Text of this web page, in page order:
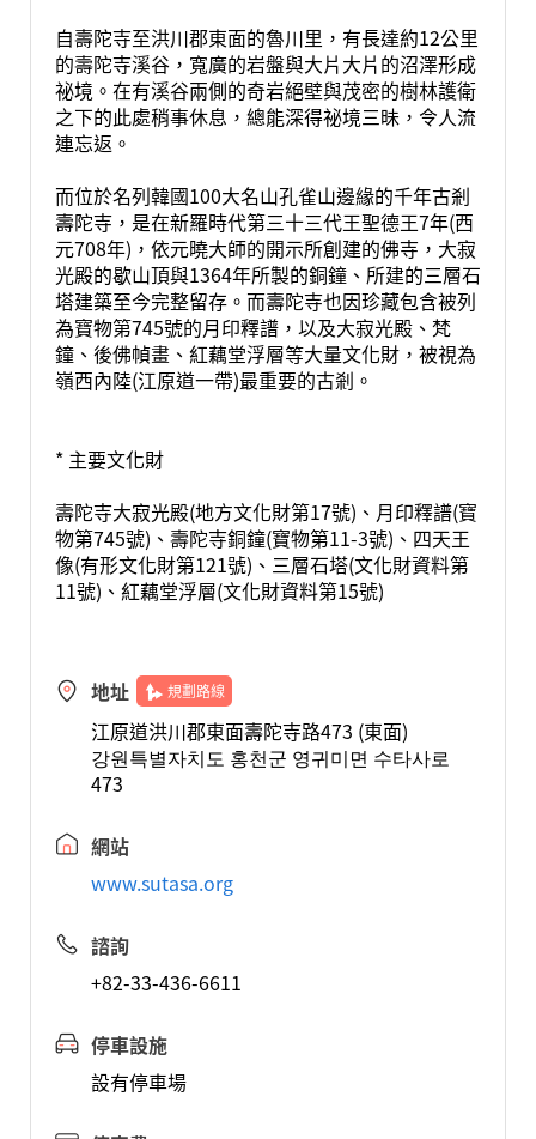
自壽陀寺至洪川郡東面的魯川里，有長達約12公里
的壽陀寺溪谷，寬廣的岩盤與大片大片的沼澤形成
祕境。在有溪谷兩側的奇岩絕壁與茂密的樹林護衛
之下的此處稍事休息，總能深得祕境三昧，令人流
連忘返。
而位於名列韓國100大名山孔雀山邊緣的千年古剎
壽陀寺，是在新羅時代第三十三代王聖德王7年(西
元708年)，依元曉大師的開示所創建的佛寺，大寂
光殿的歇山頂與1364年所製的銅鐘、所建的三層石
塔建築至今完整留存。而壽陀寺也因珍藏包含被列
為寶物第745號的月印釋譜，以及大寂光殿、梵
鐘、後佛幀畫、紅藕堂浮層等大量文化財，被視為
嶺西內陸(江原道一帶)最重要的古剎。
* 主要文化財
壽陀寺大寂光殿(地方文化財第17號)、月印釋譜(寶
物第745號)、壽陀寺銅鐘(寶物第11-3號)、四天王
像(有形文化財第121號)、三層石塔(文化財資料第
11號)、紅藕堂浮層(文化財資料第15號)
地址 規劃路線
江原道洪川郡東面壽陀寺路473 (東面)
강원특별자치도 홍천군 영귀미면 수타사로
473
網站
www.sutasa.org
諮詢
+82-33-436-6611
停車設施
設有停車場